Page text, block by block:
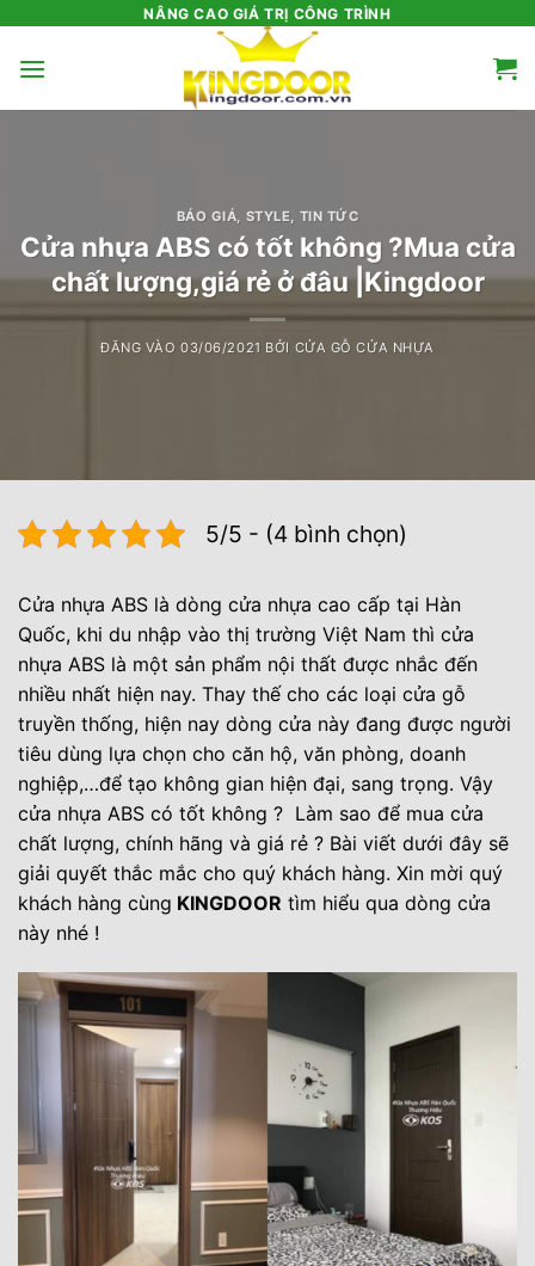
nội
NÂNG CAO GIÁ TRỊ CÔNG TRÌNH
BÁO GIÁ STYLE TIN TỨC
Cửa nhựa ABS có tốt không ?Mua cửa
chất lượng,giá rẻ ở đâu |Kingdoor
ĐĂNG VÀO03/06/2021 BỞI CỬA GỖ CỬA NHỰA
5/5 - (4 bình chọn)
Cửa nhựa ABS là dòng cửa nhựa cao cấp tại Hàn
Quốc, khi du nhập vào thị trường Việt Nam thì cửa
nhựa ABS là một sản phẩm nội thất được nhắc đến
nhiều nhất hiện nay. Thay thế cho các loại cửa gỗ
truyền thống, hiện nay dòng cửa này đang được người
tiêu dùng lựa chọn cho căn hộ, văn phòng, doanh
nghiệp,…để tạo không gian hiện đại, sang trọng. Vậy
cửa nhựa ABS có tốt không ? Làm sao để mua cửa
chất lượng, chính hãng và giá rẻ ? Bài viết dưới đây sẽ
giải quyết thắc mắc cho quý khách hàng. Xin mời quý
khách hàng cùng KINGDOOR tìm hiểu qua dòng cửa
này nhé !